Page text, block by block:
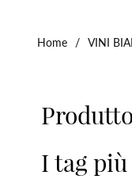
Home / VINI
I tag